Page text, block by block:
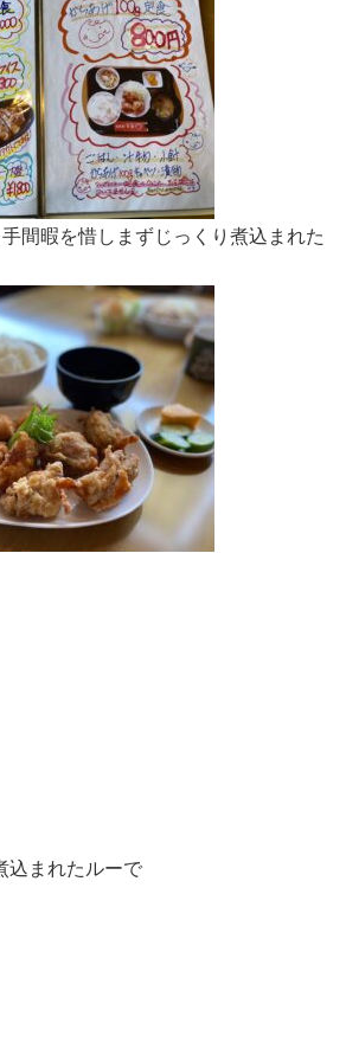
間暇を惜しまずじっくり煮込まれた
込まれたルーで